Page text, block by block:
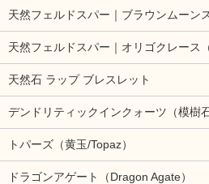
天然フェルドスパー｜ブラウンムーン
天然フェルドスパー｜オリゴクレース
天然石 ラップ ブレスレット
デンドリティックインクォーツ（模樹石
トパーズ（黄玉/Topaz）
ドラゴンアゲート（Dragon Agate）